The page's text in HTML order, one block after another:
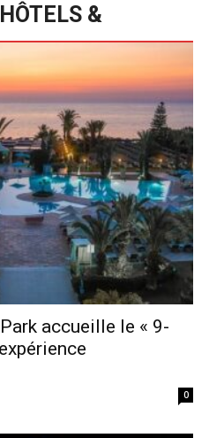
&
accueille le « 9-
0